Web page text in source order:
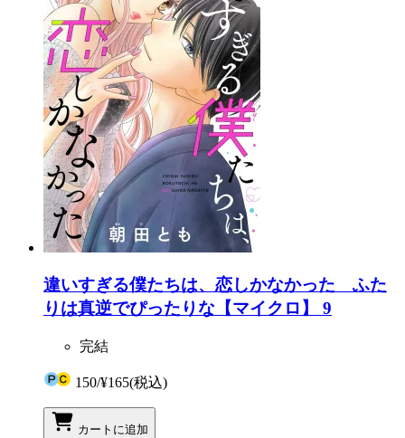
違いすぎる僕たちは、恋しかなかった ふた
りは真逆でぴったりな【マイクロ】 9
完結
150/¥165(税込)
カートに追加